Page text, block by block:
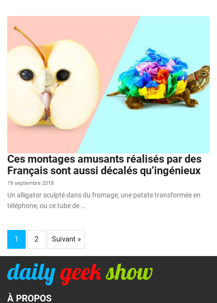
Ces montages amusants réalisés par des
Français sont aussi décalés qu’ingénieux
19 septembre 2018
Un alligator sculpté dans du fromage, une patate transformée en
téléphone, ou ce tube de …
1 2 Suivant »
À PROPOS